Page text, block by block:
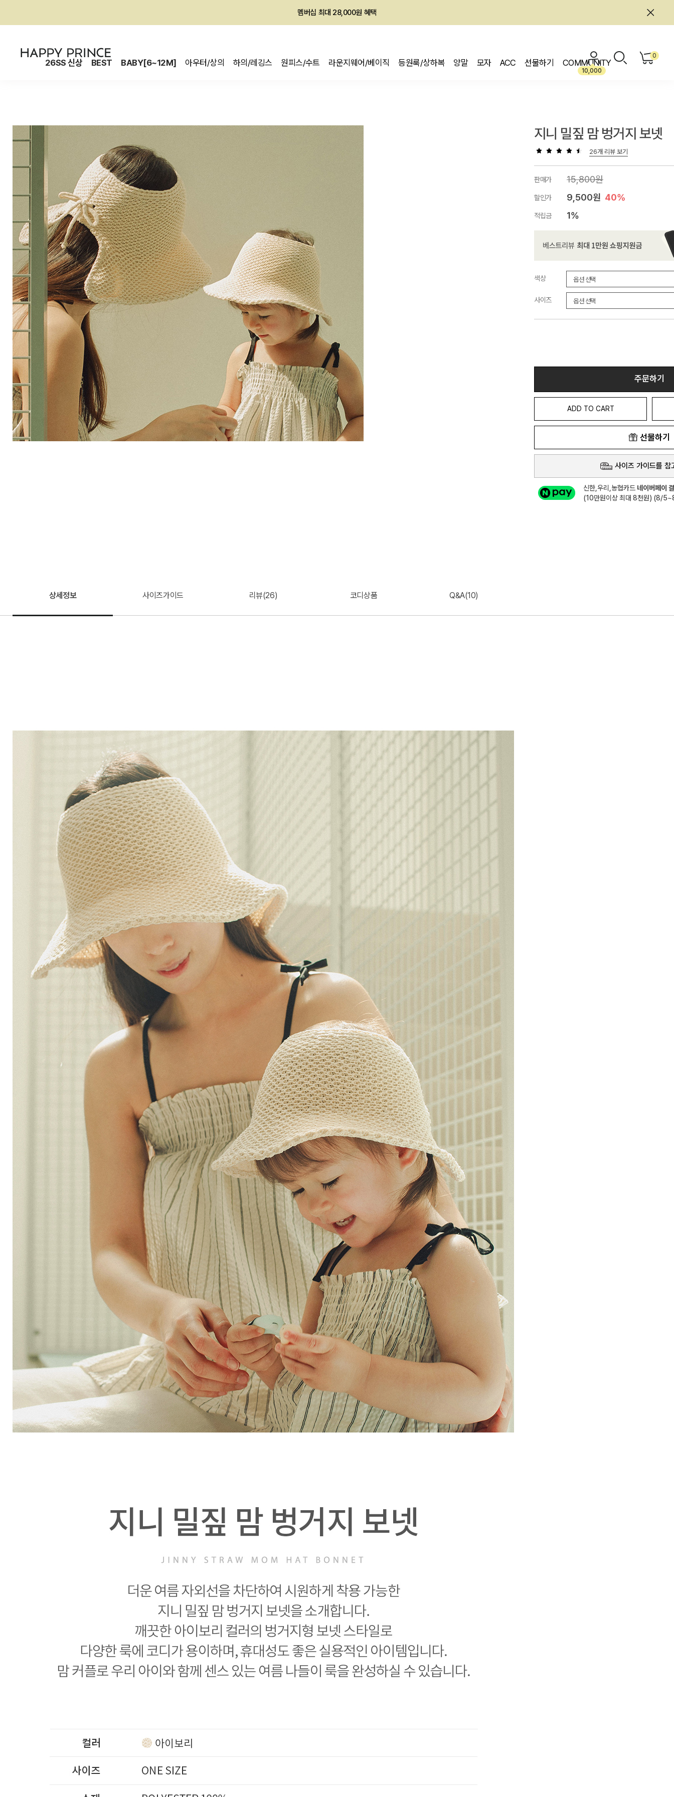
회원전용 아울렛, 가입하면 ~60% 할인!
26SS 신상 BEST BABY[6~12M] 아우터/상의 하의/레깅스 원피스/수트 라운지웨어/베이직 등원룩/상하복 양말 모자 ACC 선물하기 COMMUNITY
10,000
0
지니 밀짚 맘 벙거지 보넷
26개 리뷰 보기
판매가 15,800원
할인가 9,500원 40%
적립금 1%
색상
사이즈
주문하기
ADD TO CART
선물하기
사이즈 가이드를 참
신한,우리,농협카드 네이버페이
(10만원이상 최대 8천원) (8/
상세정보 사이즈가이드 리뷰(26) 코디상품 Q&A(10)